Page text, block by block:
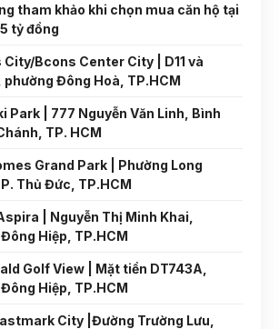
tham khảo khi chọn mua căn hộ tại
tỷ đồng
City/Bcons Center City | D11 và
phường Đông Hoà, TP.HCM
Park | 777 Nguyễn Văn Linh, Bình
TP. HCM
Grand Park | Phường Long
Thủ Đức, TP.HCM
| Nguyễn Thị Minh Khai,
Hiệp, TP.HCM
Golf View | Mặt tiền DT743A,
Hiệp, TP.HCM
City |Đường Trường Lưu,